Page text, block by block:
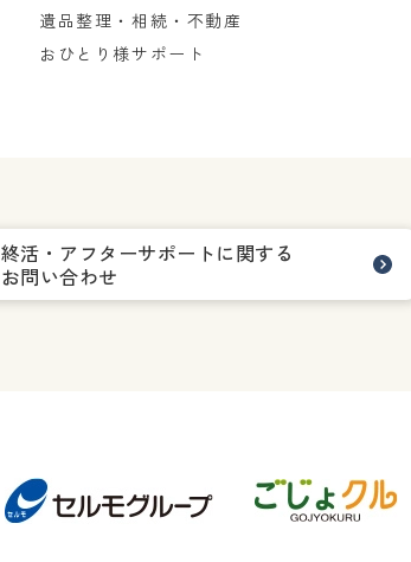
遺品整理・相続・不動産
おひとり様サポート
終活・アフターサポートに関する
お問い合わせ